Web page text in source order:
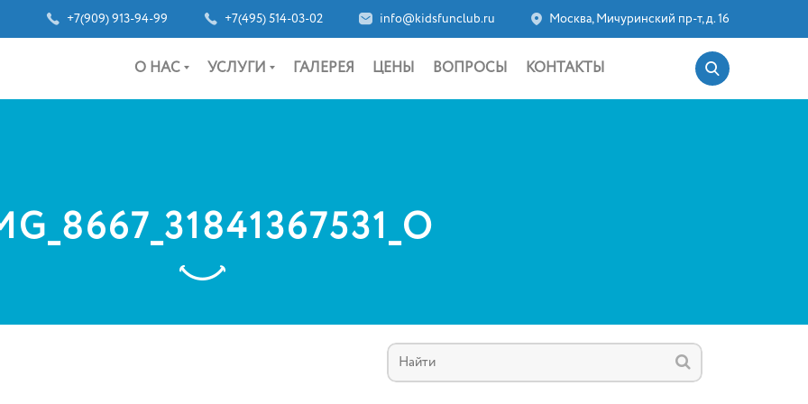
+7(909) 913-94-99 +7(495) 514-03-02 info@kidsfunclub.ru Москва, Мичуринский пр-т, д. 16
О НАС УСЛУГИ ГАЛЕРЕЯ ЦЕНЫ ВОПРОСЫ КОНТАКТЫ